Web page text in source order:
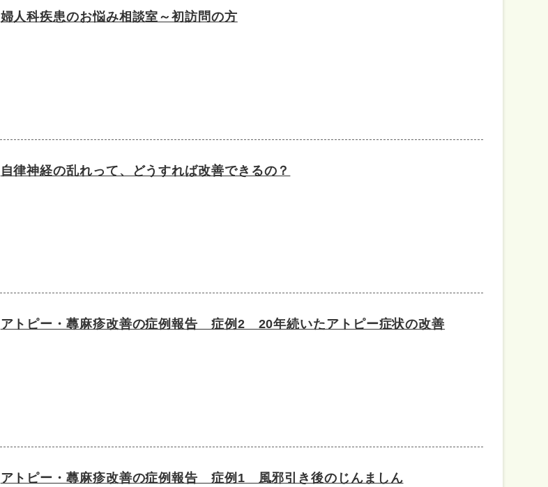
婦人科疾患のお悩み相談室～初訪問の方
自律神経の乱れって、どうすれば改善できるの？
アトピー・蕁麻疹改善の症例報告 症例2 20年続いたアトピー症状の改善
アトピー・蕁麻疹改善の症例報告 症例1 風邪引き後のじんましん